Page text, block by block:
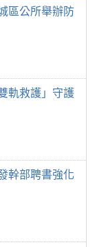
區公所舉辦防
軌救護」守護
幹部聘書強化